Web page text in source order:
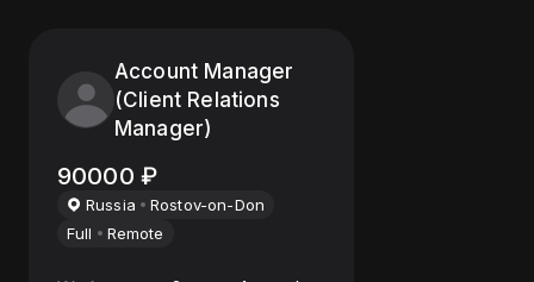
Account Manager
(Client Relations
Manager)
90000 ₽
Russia
Rostov-on-Don
Full
Remote